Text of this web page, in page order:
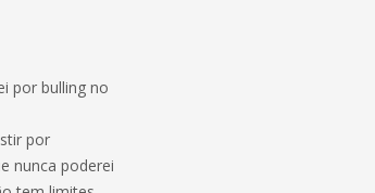
por bulling no
por
nunca poderei